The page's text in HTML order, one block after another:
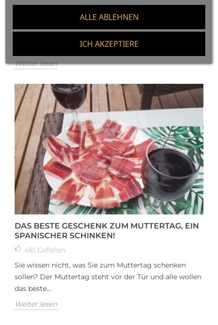
ALLE ABLEHNEN
ICH AKZEPTIERE
Herkunftsbezeichnung Ribera...
Weiter lesen
DAS BESTE GESCHENK ZUM MUTTERTAG, EIN
SPANISCHER SCHINKEN!
481 Gefallen
Sie wissen nicht, was Sie zum Muttertag schenken
sollen? Der Muttertag steht vor der Tür und alle wollen
das beste...
Weiter lesen